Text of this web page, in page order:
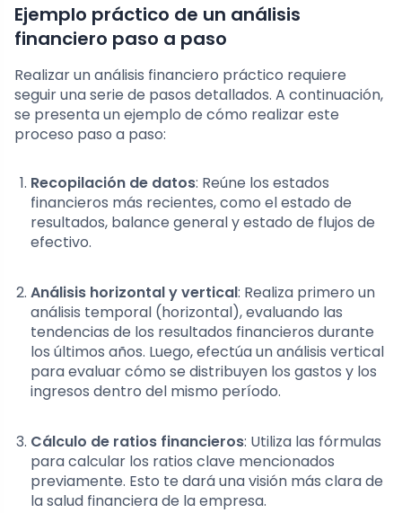
Ejemplo práctico de un análisis
financiero paso a paso
Realizar un análisis financiero práctico requiere
seguir una serie de pasos detallados. A continuación,
se presenta un ejemplo de cómo realizar este
proceso paso a paso:
Recopilación de datos: Reúne los estados
financieros más recientes, como el estado de
resultados, balance general y estado de flujos de
efectivo.
Análisis horizontal y vertical: Realiza primero un
análisis temporal (horizontal), evaluando las
tendencias de los resultados financieros durante
los últimos años. Luego, efectúa un análisis vertical
para evaluar cómo se distribuyen los gastos y los
ingresos dentro del mismo período.
Cálculo de ratios financieros: Utiliza las fórmulas
para calcular los ratios clave mencionados
previamente. Esto te dará una visión más clara de
la salud financiera de la empresa.